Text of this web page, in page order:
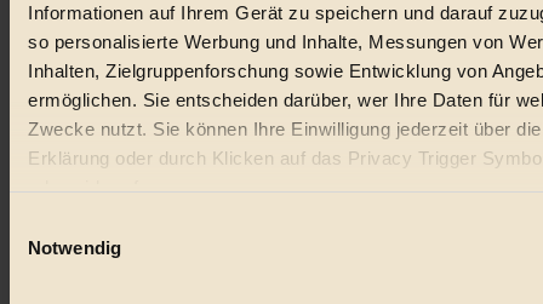
Informationen auf Ihrem Gerät zu speichern und darauf
so personalisierte Werbung und Inhalte, Messungen von
Inhalten, Zielgruppenforschung sowie Entwicklung von
ermöglichen. Sie entscheiden darüber, wer Ihre Daten für
Zwecke nutzt. Sie können Ihre Einwilligung jederzeit über
Erklärung oder durch Klicken auf das Privacy Trigger
oder widerrufen
Wenn Sie es erlauben, würden wir auch gerne:
Notwendig
Der BIORAMA-Newsletter
Erhalte in regelmäßigen Abständen die aktuellsten Artikel,